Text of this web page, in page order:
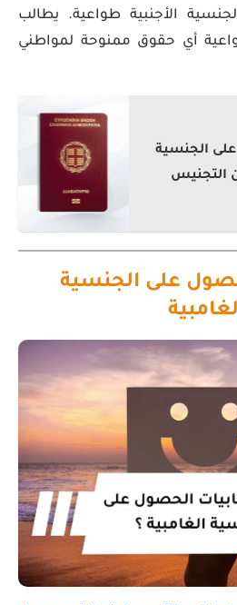
الأجنبية طواعية. يطالب
أي حقوق ممنوحة لمواطني
الجنسية
التجنيس
على الجنسية